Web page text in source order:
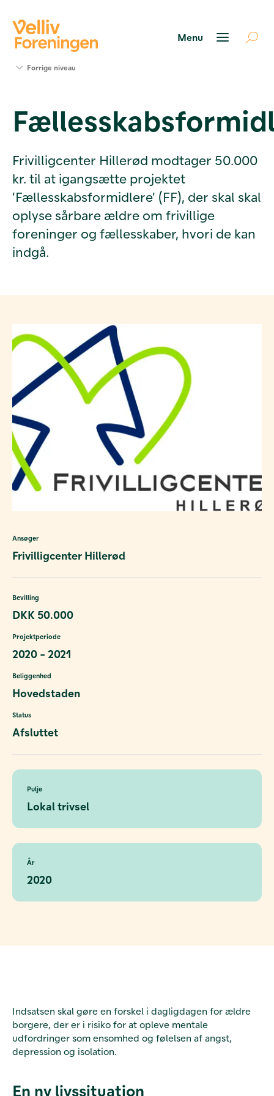
Værktøjer
og viden
Foreningen
Kontakt
os
Forrige niveau
Frivilligcenter Hillerød modtager 50.000
kr. til at igangsætte projektet
'Fællesskabsformidlere' (FF), der skal skal
oplyse sårbare ældre om frivillige
foreninger og fællesskaber, hvori de kan
indgå.
Ansøger
Frivilligcenter Hillerød
Bevilling
DKK 50.000
Projektperiode
2020 - 2021
Beliggenhed
Hovedstaden
Status
Afsluttet
Pulje
Lokal trivsel
År
2020
Indsatsen skal gøre en forskel i dagligdagen for ældre
borgere, der er i risiko for at opleve mentale
udfordringer som ensomhed og følelsen af angst,
depression og isolation.
En ny livssituation